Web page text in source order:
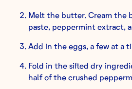
Melt the butter. Cream the
paste, peppermint extract,
Add in the eggs, a few at a
Fold in the sifted dry
half of the crushed